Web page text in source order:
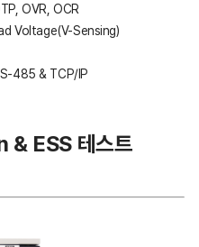
OVR, OCR
Voltage(V-Sensing)
485 & TCP/IP
ESS 테스트